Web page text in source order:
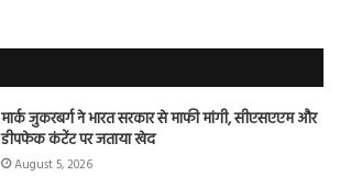
मार्क जुकरबर्ग ने भारत सरकार से माफी मांगी, सीएसएएम और
डीपफेक कंटेंट पर जताया खेद
August 5, 2026